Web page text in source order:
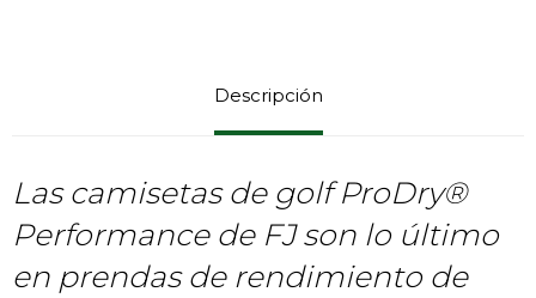
Descripción
Las camisetas de golf ProDry®
Performance de FJ son lo último
en prendas de rendimiento de